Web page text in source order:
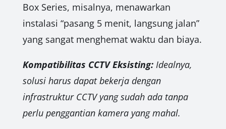
Box Series, misalnya, menawarkan
instalasi “pasang 5 menit, langsung jalan”
yang sangat menghemat waktu dan biaya.
Kompatibilitas CCTV Eksisting:Idealnya,
solusi harus dapat bekerja dengan
infrastruktur CCTV yang sudah ada tanpa
perlu penggantian kamera yang mahal.